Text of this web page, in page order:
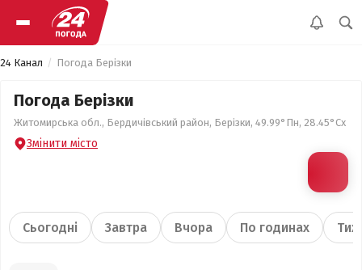
24 Канал Погода Берізки
Погода Берізки
Житомирська обл., Бердичівський район, Берізки, 49.99°Пн, 28.45°Сх
Змінити місто
Сьогодні Завтра Вчора По годинах